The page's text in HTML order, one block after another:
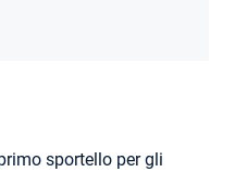
sportello per gli